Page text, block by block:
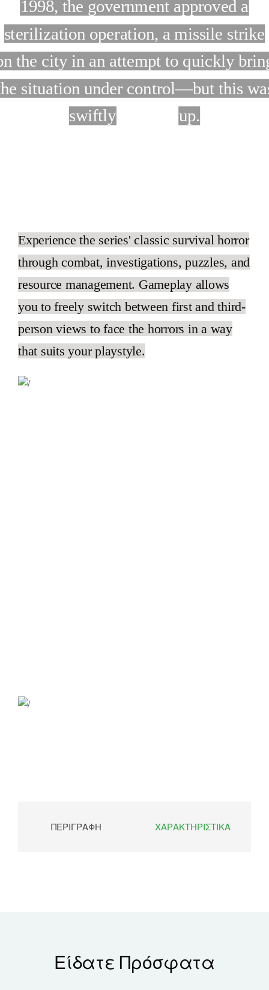
1998, the government approved a
sterilization operation, a missile strike
the city in an attempt to quickly
situation under control—but this
swiftlycovered up.
Experience the series' classic survival horror
through combat, investigations, puzzles, and
resource management. Gameplay allows
you to freely switch between first and third-
person views to face the horrors in a way
that suits your playstyle.
ΠΕΡΙΓΡΑΦΉ ΧΑΡΑΚΤΗΡΙΣΤΙΚΆ
Είδατε Πρόσφατα